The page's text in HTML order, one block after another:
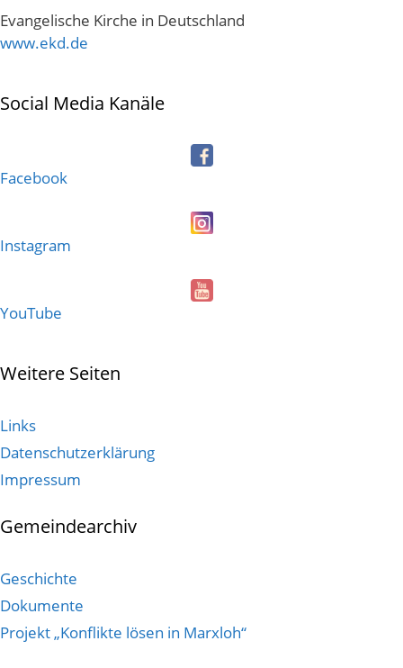
Evangelische Kirche in Deutschland
www.ekd.de
Social Media Kanäle
Facebook
Instagram
YouTube
Weitere Seiten
Links
Datenschutzerklärung
Impressum
Gemeindearchiv
Geschichte
Dokumente
Projekt „Konflikte lösen in Marxloh“